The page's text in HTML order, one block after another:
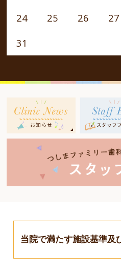
24
25 26 27
31
当院で満たす施設基準及